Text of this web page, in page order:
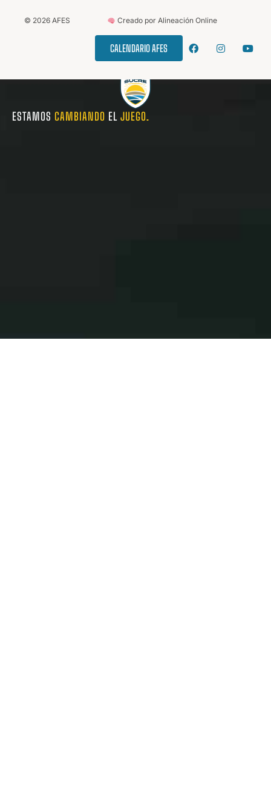
© 2026AFES Creado por Alineación Online
CALENDARIO AFES
ESTAMOS CAMBIANDO EL JUEGO.